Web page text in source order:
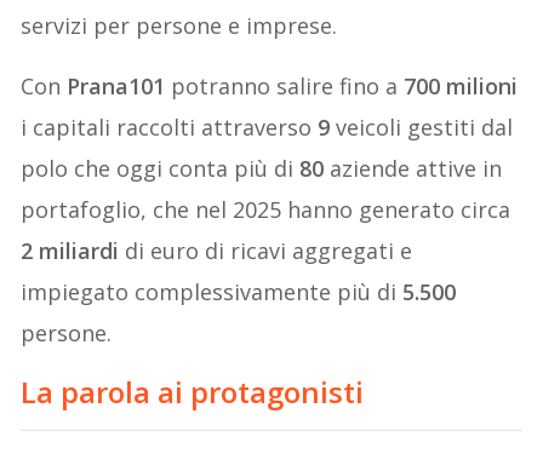
servizi per persone e imprese.
Con Prana101 potranno salire fino a 700 milioni
i capitali raccolti attraverso 9 veicoli gestiti dal
polo che oggi conta più di 80 aziende attive in
portafoglio, che nel 2025 hanno generato circa
2 miliardi di euro di ricavi aggregati e
impiegato complessivamente più di 5.500
persone.
La parola ai protagonisti